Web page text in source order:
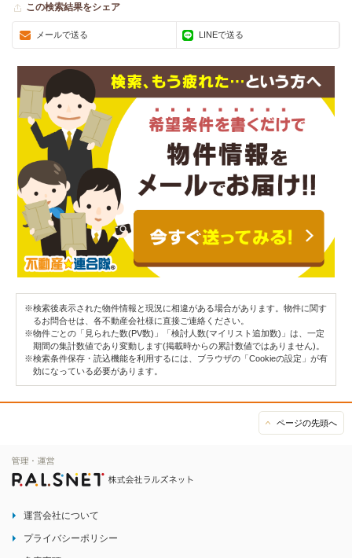
この検索結果をシェア
メールで送る LINEで送る
※検索後表示された物件情報と現況に相違がある場合があります。物件に関す
るお問合せは、各不動産会社様に直接ご連絡ください。
※物件ごとの「見られた数(PV数)」「検討人数(マイリスト追加数)」は、一定
期間の集計数値であり変動します(掲載時からの累計数値ではありません)。
※検索条件保存・読込機能を利用するには、ブラウザの「Cookieの設定」が有
効になっている必要があります。
ページの先頭へ
運営会社について
プライバシーポリシー